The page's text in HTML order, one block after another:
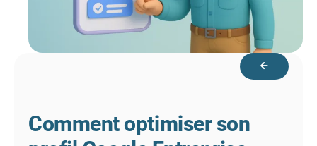
Comment optimiser son